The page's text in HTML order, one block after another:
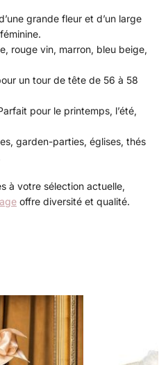
grande fleur et d’un large
rouge vin, marron, bleu beige,
un tour de tête de 56 à 58
pour le printemps, l’été,
garden-parties, églises, thés
à votre sélection actuelle,
offre diversité et qualité.